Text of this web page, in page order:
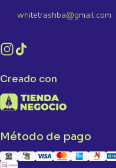
whitetrashba@gmail.com
Creado con
Método de pago